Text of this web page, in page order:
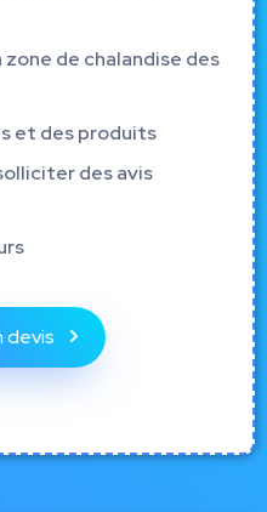
de chalandise des
et des produits
des avis
devis